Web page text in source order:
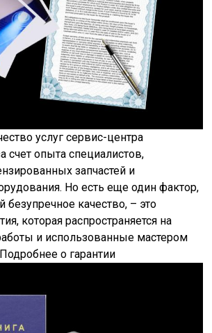
услуг сервис-центра
счет опыта специалистов,
запчастей и
Но есть еще один фактор,
качество, – это
которая распространяется на
и использованные мастером
о гарантии